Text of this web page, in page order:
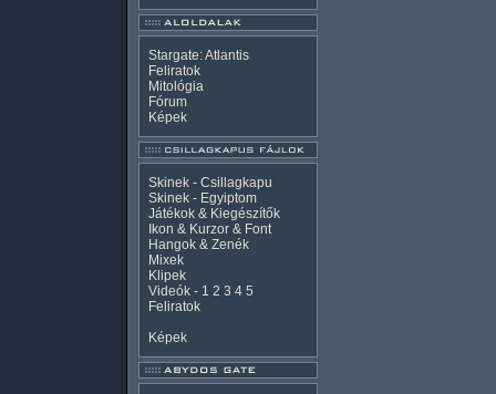
Stargate: Atlantis
Feliratok
Mitológia
Fórum
Képek
Skinek - Csillagkapu
Skinek - Egyiptom
Játékok & Kiegészítők
Ikon & Kurzor & Font
Hangok & Zenék
Mixek
Klipek
Videók- 1 2 3 4 5
Feliratok
Képek